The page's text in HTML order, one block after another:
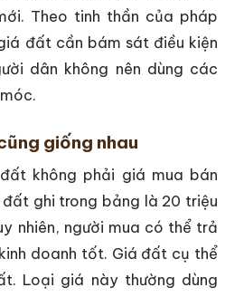
Theo tinh thần của pháp
đất cần bám sát điều kiện
dân không nên dùng các
giống nhau
không phải giá mua bán
ghi trong bảng là 20 triệu
nhiên, người mua có thể trả
doanh tốt. Giá đất cụ thể
Loại giá này thường dùng